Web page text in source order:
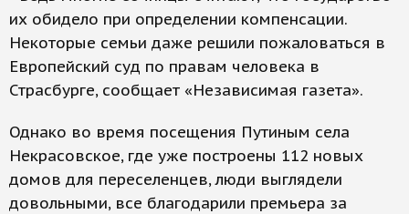
их обидело при определении компенсации.
Некоторые семьи даже решили пожаловаться в
Европейский суд по правам человека в
Страсбурге, сообщает «Независимая газета».
Однако во время посещения Путиным села
Некрасовское, где уже построены 112 новых
домов для переселенцев, люди выглядели
довольными, все благодарили премьера за